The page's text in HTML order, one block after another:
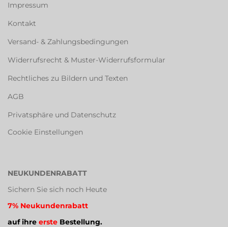
Impressum
Kontakt
Versand- & Zahlungsbedingungen
Widerrufsrecht & Muster-Widerrufsformular
Rechtliches zu Bildern und Texten
AGB
Privatsphäre und Datenschutz
Cookie Einstellungen
NEUKUNDENRABATT
Sichern Sie sich noch Heute
7% Neukundenrabatt
auf ihre erste Bestellung.